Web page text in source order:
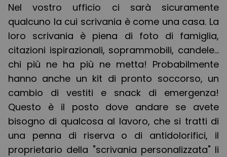
Nel vostro ufficio ci sarà sicuramente
qualcuno la cui scrivania è come una casa. La
loro scrivania è piena di foto di famiglia,
citazioni ispirazionali, soprammobili, candele...
chi più ne ha più ne metta! Probabilmente
hanno anche un kit di pronto soccorso, un
cambio di vestiti e snack di emergenza!
Questo è il posto dove andare se avete
bisogno di qualcosa al lavoro, che si tratti di
una penna di riserva o di antidolorifici, il
proprietario della "scrivania personalizzata" li